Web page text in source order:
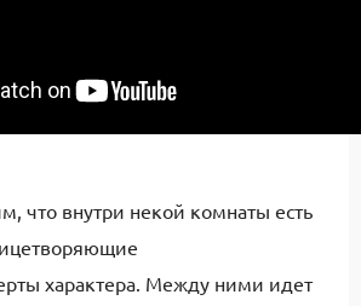
что внутри некой комнаты есть
характера. Между ними идет